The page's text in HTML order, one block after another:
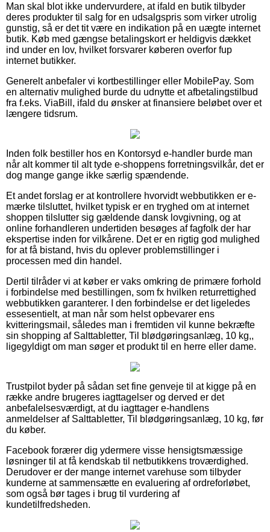
Man skal blot ikke undervurdere, at ifald en butik tilbyder
deres produkter til salg for en udsalgspris som virker utrolig
gunstig, så er det tit være en indikation på en uægte internet
butik. Køb med gængse betalingskort er heldigvis dækket
ind under en lov, hvilket forsvarer køberen overfor fup
internet butikker.
Generelt anbefaler vi kortbestillinger eller MobilePay. Som
en alternativ mulighed burde du udnytte et afbetalingstilbud
fra f.eks. ViaBill, ifald du ønsker at finansiere beløbet over et
længere tidsrum.
Inden folk bestiller hos en Kontorsyd e-handler burde man
når alt kommer til alt tyde e-shoppens forretningsvilkår, det er
dog mange gange ikke særlig spændende.
Et andet forslag er at kontrollere hvorvidt webbutikken er e-
mærke tilsluttet, hvilket typisk er en tryghed om at internet
shoppen tilslutter sig gældende dansk lovgivning, og at
online forhandleren undertiden besøges af fagfolk der har
ekspertise inden for vilkårene. Det er en rigtig god mulighed
for at få bistand, hvis du oplever problemstillinger i
processen med din handel.
Dertil tilråder vi at køber er vaks omkring de primære forhold
i forbindelse med bestillingen, som fx hvilken returrettighed
webbutikken garanterer. I den forbindelse er det ligeledes
essesentielt, at man når som helst opbevarer ens
kvitteringsmail, således man i fremtiden vil kunne bekræfte
sin shopping af Salttabletter, Til blødgøringsanlæg, 10 kg,,
ligegyldigt om man søger et produkt til en herre eller dame.
Trustpilot byder på sådan set fine genveje til at kigge på en
række andre brugeres iagttagelser og derved er det
anbefalelsesværdigt, at du iagttager e-handlens
anmeldelser af Salttabletter, Til blødgøringsanlæg, 10 kg, før
du køber.
Facebook forærer dig ydermere visse hensigtsmæssige
løsninger til at få kendskab til netbutikkens troværdighed.
Derudover er der mange internet varehuse som tilbyder
kunderne at sammensætte en evaluering af ordreforløbet,
som også bør tages i brug til vurdering af
kundetilfredsheden.